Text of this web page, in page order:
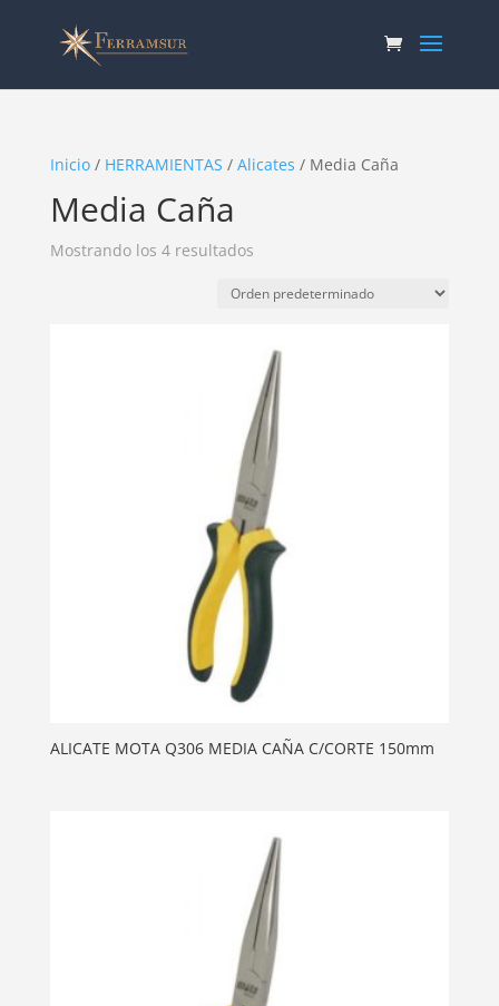
Inicio/ HERRAMIENTAS / Alicates / Media Caña
Media Caña
Mostrando los 4 resultados
ALICATE MOTA Q306 MEDIA CAÑA C/CORTE 150mm